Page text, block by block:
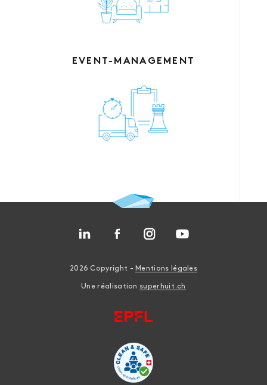
EVENT-MANAGEMENT
2026 Copyright - Mentions légales
Une réalisation superhuit.ch